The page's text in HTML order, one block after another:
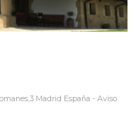
Madrid España - Aviso